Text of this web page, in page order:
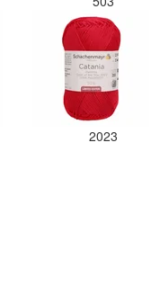
2023